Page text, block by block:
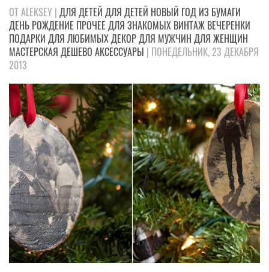
ОТ ALEKSEY | ДЛЯ ДЕТЕЙ ДЛЯ ДЕТЕЙ НОВЫЙ ГОД ИЗ БУМАГИ
ДЕНЬ РОЖДЕНИЕ ПРОЧЕЕ ДЛЯ ЗНАКОМЫХ ВИНТАЖ ВЕЧЕРЕНКИ
ПОДАРКИ ДЛЯ ЛЮБИМЫХДЕКОРДЛЯ МУЖЧИН ДЛЯ ЖЕНЩИН
МАСТЕРСКАЯ ДЕШЕВО АКСЕССУАРЫ | ПОНЕДЕЛЬНИК, 23 ДЕКАБРЯ
2013